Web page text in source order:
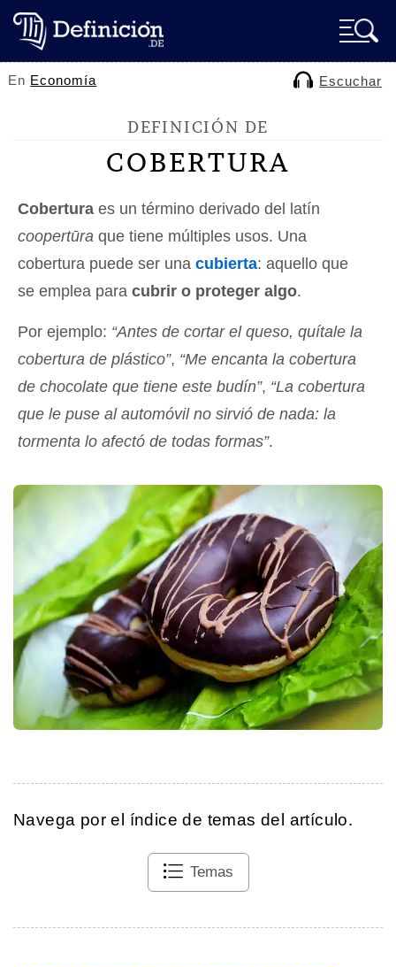
En Economía Escuchar
DEFINICIÓN DE
COBERTURA
Cobertura es un término derivado del latín
coopertūra que tiene múltiples usos. Una
cobertura puede ser una cubierta: aquello que
se emplea para cubrir o proteger algo.
Por ejemplo: “Antes de cortar el queso, quítale la
cobertura de plástico”, “Me encanta la cobertura
de chocolate que tiene este budín”, “La cobertura
que le puse al automóvil no sirvió de nada: la
tormenta lo afectó de todas formas”.
Navega por el índice de temas del artículo.
Temas